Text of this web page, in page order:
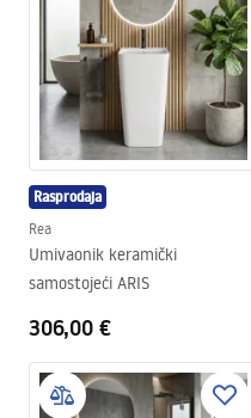
Rasprodaja
Rea
Umivaonik keramički
samostojeći ARIS
306,00 €